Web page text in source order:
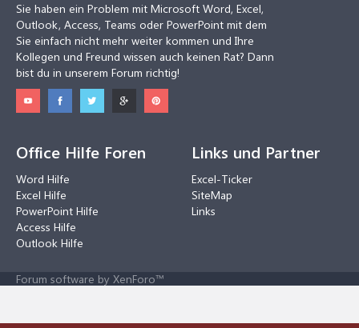
Sie haben ein Problem mit Microsoft Word, Excel,
Outlook, Access, Teams oder PowerPoint mit dem
Sie einfach nicht mehr weiter kommen und Ihre
Kollegen und Freund wissen auch keinen Rat? Dann
bist du in unserem Forum richtig!
Office Hilfe Foren
Word Hilfe
Excel Hilfe
PowerPoint Hilfe
Access Hilfe
Outlook Hilfe
Links und Partner
Excel-Ticker
SiteMap
Links
Forum software by XenForo™